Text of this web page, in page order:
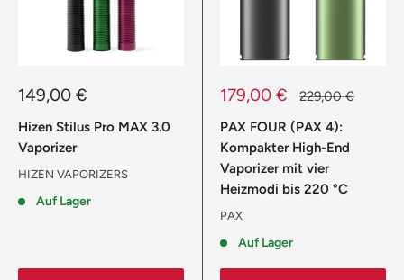
Sonderpreis
149,00 €
Hizen Stilus Pro MAX 3.0
Vaporizer
HIZEN VAPORIZERS
Auf Lager
Sonderpreis
179,00 € Normalpreis
229,00 €
PAX FOUR (PAX 4):
Kompakter High-End
Vaporizer mit vier
Heizmodi bis 220 °C
PAX
Auf Lager